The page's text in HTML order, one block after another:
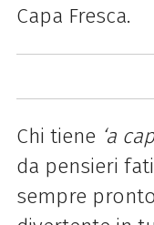
Capa Fresca.
Chi tiene ‘a
da pensieri
sempre